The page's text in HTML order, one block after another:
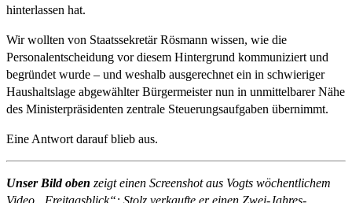
hinterlassen hat.
Wir wollten von Staatssekretär Rösmann wissen, wie die
Personalentscheidung vor diesem Hintergrund kommuniziert und
begründet wurde – und weshalb ausgerechnet ein in schwieriger
Haushaltslage abgewählter Bürgermeister nun in unmittelbarer Nähe
des Ministerpräsidenten zentrale Steuerungsaufgaben übernimmt.
Eine Antwort darauf blieb aus.
Unser Bild oben zeigt einen Screenshot aus Vogts wöchentlichem
Video „Freitagsblick“: Stolz verkaufte er einen Zwei-Jahres-